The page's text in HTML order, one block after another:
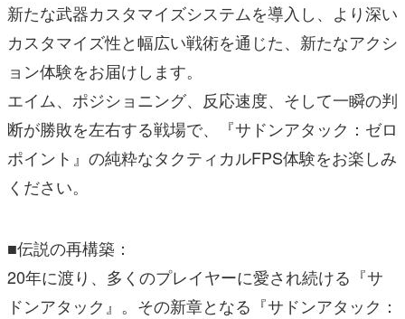
新たな武器カスタマイズシステムを導入し、より深い
カスタマイズ性と幅広い戦術を通じた、新たなアクシ
ョン体験をお届けします。
エイム、ポジショニング、反応速度、そして一瞬の判
断が勝敗を左右する戦場で、『サドンアタック：ゼロ
ポイント』の純粋なタクティカルFPS体験をお楽しみ
ください。
■伝説の再構築：
20年に渡り、多くのプレイヤーに愛され続ける『サ
ドンアタック』。その新章となる『サドンアタック：